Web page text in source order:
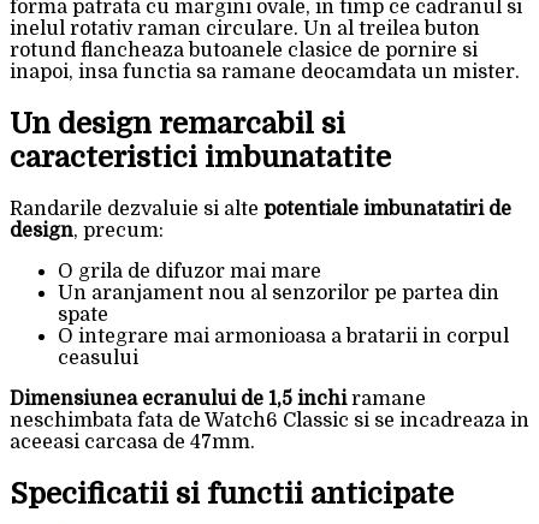
forma patrata cu margini ovale, in timp ce cadranul si
inelul rotativ raman circulare. Un al treilea buton
rotund flancheaza butoanele clasice de pornire si
inapoi, insa functia sa ramane deocamdata un mister.
Un design remarcabil si
caracteristici imbunatatite
Randarile dezvaluie si alte potentiale imbunatatiri de
design, precum:
O grila de difuzor mai mare
Un aranjament nou al senzorilor pe partea din
spate
O integrare mai armonioasa a bratarii in corpul
ceasului
Dimensiunea ecranului de 1,5 inchiramane
neschimbata fata de Watch6 Classic si se incadreaza in
aceeasi carcasa de 47mm.
Specificatii si functii anticipate